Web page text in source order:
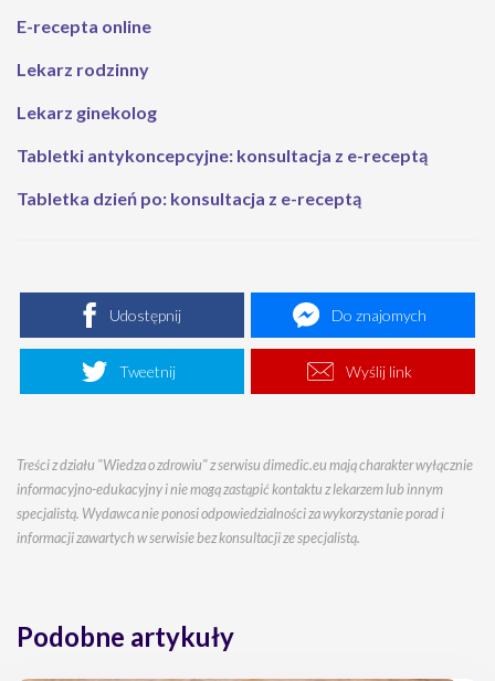
E-recepta online
Lekarz rodzinny
Lekarz ginekolog
Tabletki antykoncepcyjne: konsultacja z e-receptą
Tabletka dzień po: konsultacja z e-receptą
Udostępnij Do znajomych
Tweetnij Wyślij link
Treści z działu "Wiedza o zdrowiu" z serwisu dimedic.eu mają charakter wyłącznie
informacyjno-edukacyjny i nie mogą zastąpić kontaktu z lekarzem lub innym
specjalistą. Wydawca nie ponosi odpowiedzialności za wykorzystanie porad i
informacji zawartych w serwisie bez konsultacji ze specjalistą.
Podobne artykuły